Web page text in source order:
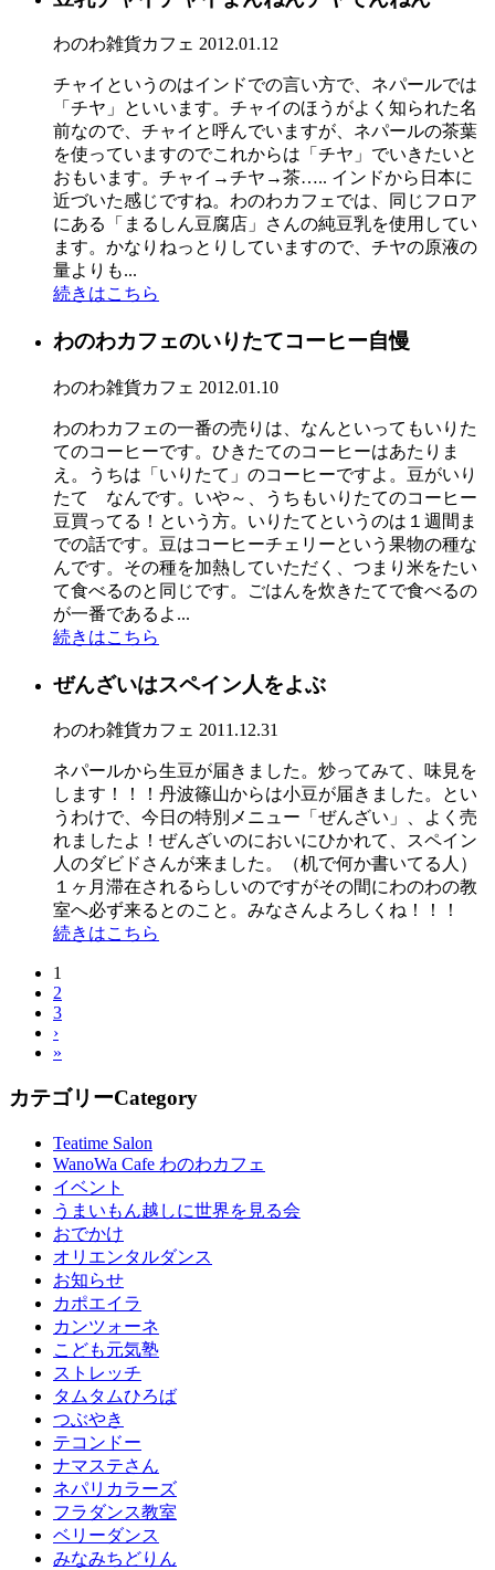
わのわ雑貨カフェ 2012.01.12
チャイというのはインドでの言い方で、ネパールでは
「チヤ」といいます。チャイのほうがよく知られた名
前なので、チャイと呼んでいますが、ネパールの茶葉
を使っていますのでこれからは「チヤ」でいきたいと
おもいます。チャイ→チヤ→茶….. インドから日本に
近づいた感じですね。わのわカフェでは、同じフロア
にある「まるしん豆腐店」さんの純豆乳を使用してい
ます。かなりねっとりしていますので、チヤの原液の
量よりも...
続きはこちら
わのわカフェのいりたてコーヒー自慢
わのわ雑貨カフェ 2012.01.10
わのわカフェの一番の売りは、なんといってもいりた
てのコーヒーです。ひきたてのコーヒーはあたりま
え。うちは「いりたて」のコーヒーですよ。豆がいり
たて なんです。いや～、うちもいりたてのコーヒー
豆買ってる！という方。いりたてというのは１週間ま
での話です。豆はコーヒーチェリーという果物の種な
んです。その種を加熱していただく、つまり米をたい
て食べるのと同じです。ごはんを炊きたてで食べるの
が一番であるよ...
続きはこちら
ぜんざいはスペイン人をよぶ
わのわ雑貨カフェ 2011.12.31
ネパールから生豆が届きました。炒ってみて、味見を
します！！！丹波篠山からは小豆が届きました。とい
うわけで、今日の特別メニュー「ぜんざい」、よく売
れましたよ！ぜんざいのにおいにひかれて、スペイン
人のダビドさんが来ました。（机で何か書いてる人）
１ヶ月滞在されるらしいのですがその間にわのわの教
室へ必ず来るとのこと。みなさんよろしくね！！！
続きはこちら
1
2
3
›
»
カテゴリーCategory
Teatime Salon
WanoWa Cafe わのわカフェ
イベント
うまいもん越しに世界を見る会
おでかけ
オリエンタルダンス
お知らせ
カポエイラ
カンツォーネ
こども元気塾
ストレッチ
タムタムひろば
つぶやき
テコンドー
ナマステさん
ネパリカラーズ
フラダンス教室
ベリーダンス
みなみちどりん